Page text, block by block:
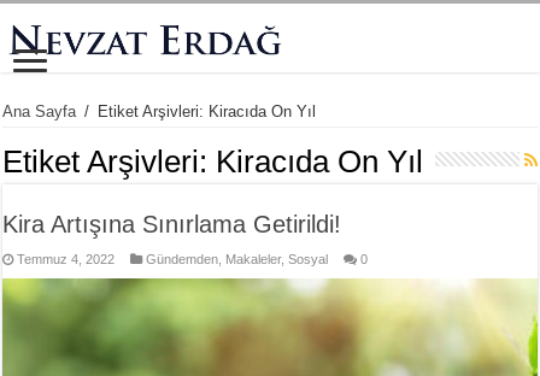
Ana Sayfa / Etiket Arşivleri: Kiracıda On Yıl
Etiket Arşivleri: Kiracıda On Yıl
Kira Artışına Sınırlama Getirildi!
Temmuz 4, 2022 Gündemden Makaleler,Sosyal 0